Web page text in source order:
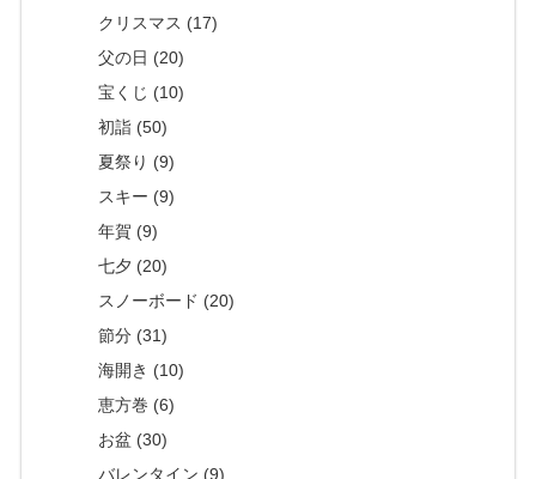
クリスマス (17)
父の日 (20)
宝くじ (10)
初詣 (50)
夏祭り (9)
スキー (9)
年賀 (9)
七夕 (20)
スノーボード (20)
節分 (31)
海開き (10)
恵方巻 (6)
お盆 (30)
バレンタイン (9)